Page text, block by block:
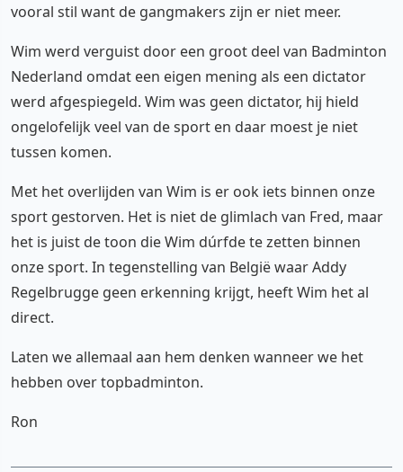
vooral stil want de gangmakers zijn er niet meer.
Wim werd verguist door een groot deel van Badminton
Nederland omdat een eigen mening als een dictator
werd afgespiegeld. Wim was geen dictator, hij hield
ongelofelijk veel van de sport en daar moest je niet
tussen komen.
Met het overlijden van Wim is er ook iets binnen onze
sport gestorven. Het is niet de glimlach van Fred, maar
het is juist de toon die Wim dúrfde te zetten binnen
onze sport. In tegenstelling van België waar Addy
Regelbrugge geen erkenning krijgt, heeft Wim het al
direct.
Laten we allemaal aan hem denken wanneer we het
hebben over topbadminton.
Ron